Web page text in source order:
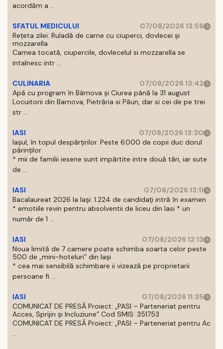
acordăm a ...
SFATUL MEDICULUI
07/08/2026 13:59
Rețeta zilei: Ruladă de carne cu ciuperci, dovlecei și
mozzarella
Carnea tocată, ciupercile, dovlecelul si mozzarella se
intalnesc intr ...
CULINARIA
07/08/2026 13:42
Apă cu program în Bârnova și Ciurea până la 31 august
Locuitorii din Barnova, Pietrăria si Păun, dar si cei de pe trei
str ...
IASI
07/08/2026 13:30
Iașul, în topul despărțirilor. Peste 6.000 de copii duc dorul
părinților
* mii de familii iesene sunt impărtite intre două tări, iar sute
de ...
IASI
07/08/2026 13:11
Bacalaureat 2026 la Iași: 1.224 de candidați intră în examen
* emotiile revin pentru absolventii de liceu din Iasi * un
număr de 1 ...
IASI
07/08/2026 12:13
Noua limită de 7 camere poate schimba soarta celor peste
500 de „mini-hoteluri” din Iași
* cea mai sensibilă schimbare ii vizează pe proprietarii
persoane fi ...
IASI
07/08/2026 11:35
COMUNICAT DE PRESĂ Proiect: „PASI – Parteneriat pentru
Acces, Sprijin și Incluziune” Cod SMIS: 351753
COMUNICAT DE PRESĂ Proiect: „PASI – Parteneriat pentru Ac
...